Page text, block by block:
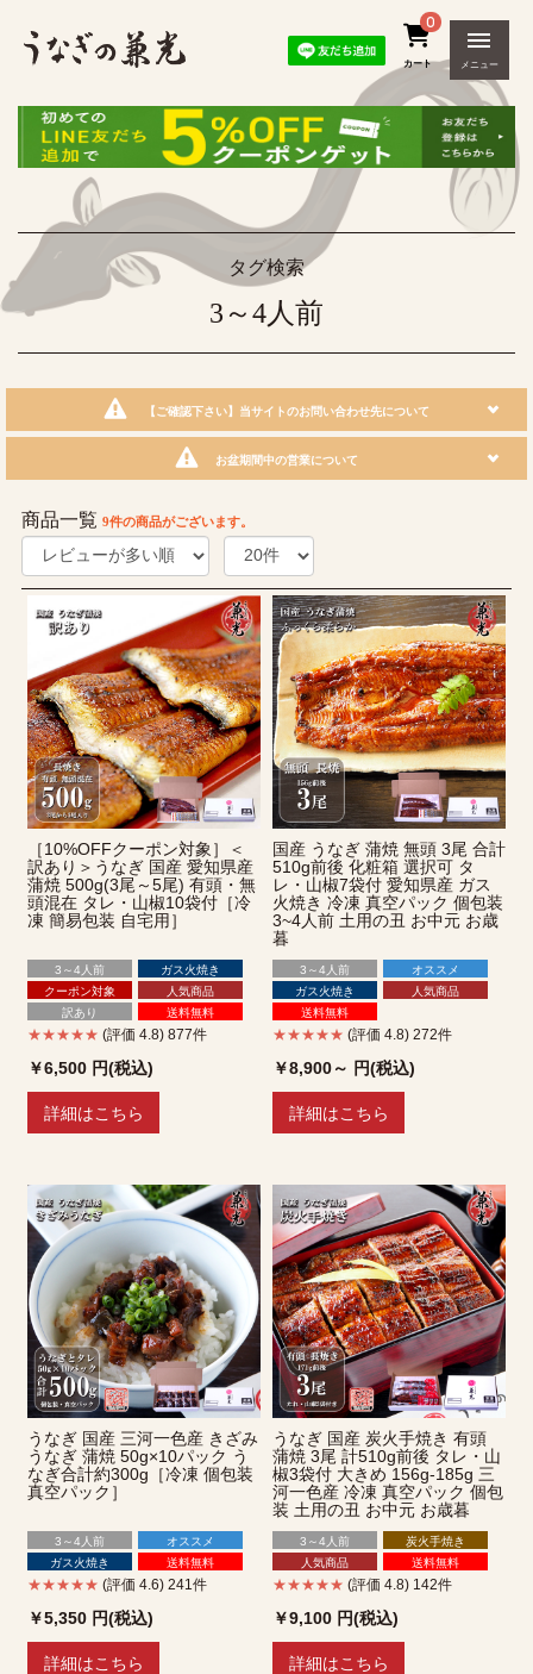
0
カート メニュー
タグ検索
3～4人前
【ご確認下さい】当サイトのお問い合わせ先について
お盆期間中の営業について
商品一覧 9件の商品がございます。
［10%OFFクーポン対象］＜
訳あり＞うなぎ 国産 愛知県産
蒲焼 500g(3尾～5尾) 有頭・無
頭混在 タレ・山椒10袋付［冷
凍 簡易包装 自宅用］
3～4人前
ガス火焼き
クーポン対象
人気商品
訳あり
送料無料
★★★★★ (評価 4.8) 877件
￥6,500 円(税込)
詳細はこちら
国産 うなぎ 蒲焼 無頭 3尾 合計
510g前後 化粧箱 選択可 タ
レ・山椒7袋付 愛知県産 ガス
火焼き 冷凍 真空パック 個包装
3~4人前 土用の丑 お中元 お歳
暮
3～4人前
オススメ
ガス火焼き
人気商品
送料無料
★★★★★ (評価 4.8) 272件
￥8,900～ 円(税込)
詳細はこちら
うなぎ 国産 三河一色産 きざみ
うなぎ 蒲焼 50g×10パック う
なぎ合計約300g［冷凍 個包装
真空パック］
3～4人前
オススメ
ガス火焼き
送料無料
★★★★★ (評価 4.6) 241件
￥5,350 円(税込)
詳細はこちら
うなぎ 国産 炭火手焼き 有頭
蒲焼 3尾 計510g前後 タレ・山
椒3袋付 大きめ 156g-185g 三
河一色産 冷凍 真空パック 個包
装 土用の丑 お中元 お歳暮
3～4人前
炭火手焼き
人気商品
送料無料
★★★★★ (評価 4.8) 142件
￥9,100 円(税込)
詳細はこちら